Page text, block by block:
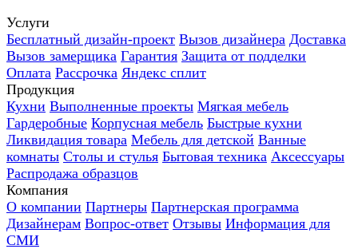
Услуги
Бесплатный дизайн-проект Вызов дизайнера Доставка
Вызов замерщика Гарантия Защита от подделки
Оплата Рассрочка Яндекс сплит
Продукция
Кухни Выполненные проекты Мягкая мебель
Гардеробные Корпусная мебель Быстрые кухни
Ликвидация товара Мебель для детской Ванные
комнаты Столы и стулья Бытовая техника Аксессуары
Распродажа образцов
Компания
О компании Партнеры Партнерская программа
Дизайнерам Вопрос-ответ Отзывы Информация для
СМИ